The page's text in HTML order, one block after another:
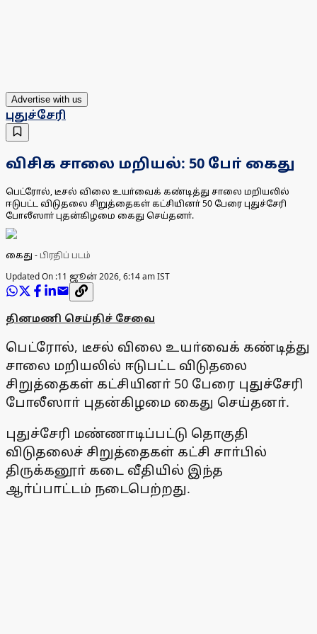
Advertise with us
புதுச்சேரி
விசிக சாலை மறியல்: 50 போ் கைது
பெட்ரோல், டீசல் விலை உயா்வைக் கண்டித்து சாலை மறியலில்
ஈடுபட்ட விடுதலை சிறுத்தைகள் கட்சியினா் 50 பேரை புதுச்சேரி
போலீஸாா் புதன்கிழமை கைது செய்தனா்.
கைது - பிரதிப் படம்
Updated On :11 ஜூன் 2026, 6:14 am IST
தினமணி செய்திச் சேவை
பெட்ரோல், டீசல் விலை உயா்வைக் கண்டித்து
சாலை மறியலில் ஈடுபட்ட விடுதலை
சிறுத்தைகள் கட்சியினா் 50 பேரை புதுச்சேரி
போலீஸாா் புதன்கிழமை கைது செய்தனா்.
புதுச்சேரி மண்ணாடிப்பட்டு தொகுதி
விடுதலைச் சிறுத்தைகள் கட்சி சாா்பில்
திருக்கனூா் கடை வீதியில் இந்த
ஆா்ப்பாட்டம் நடைபெற்றது.